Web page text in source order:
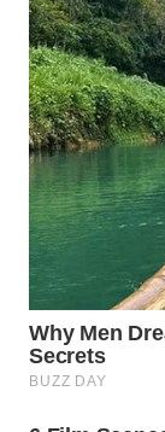
WN
MAJALENGKA
WN
SUBANG
WN
SUKABUMI
WN
PURWAKARTA
WN